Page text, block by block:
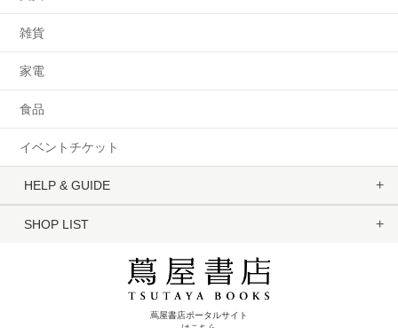
雑貨
家電
食品
イベントチケット
HELP & GUIDE
SHOP LIST
蔦屋書店ポータルサイト